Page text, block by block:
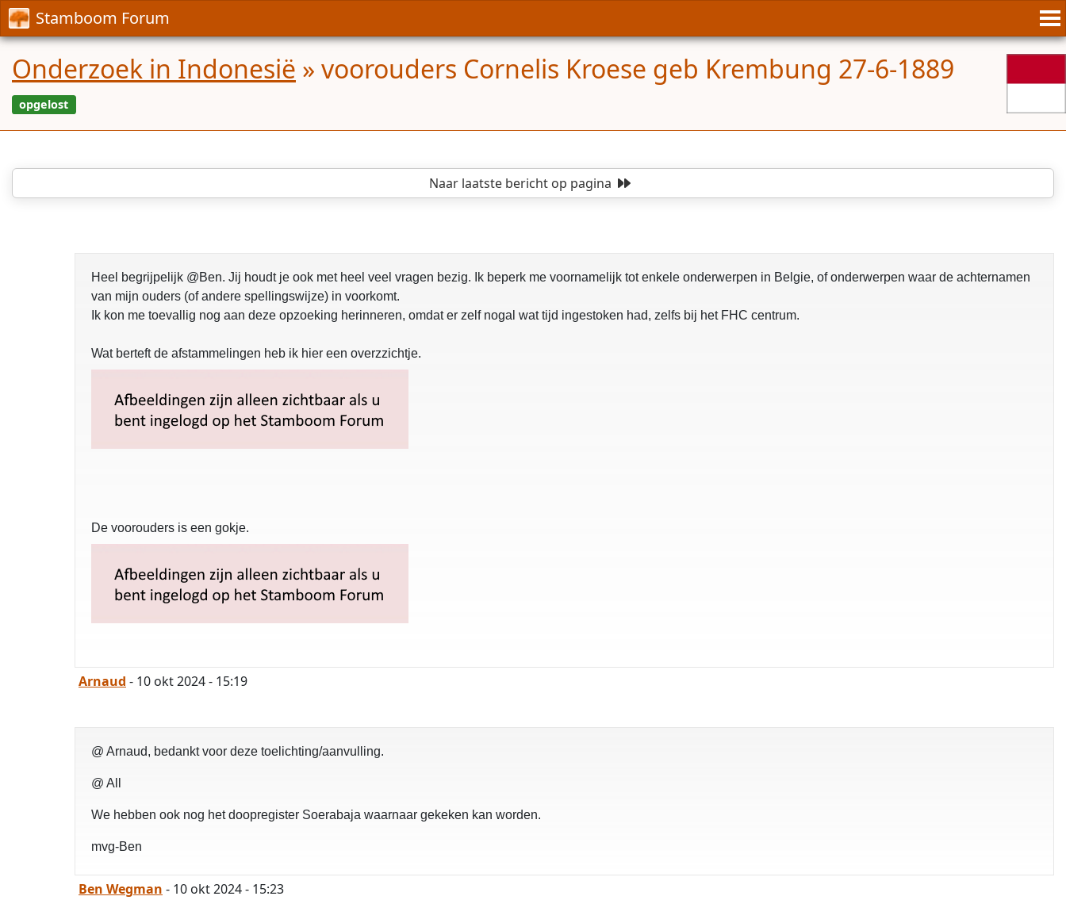
Stamboom Forum
Onderzoek in Indonesië » voorouders Cornelis Kroese geb Krembung 27-6-1889
opgelost Naar laatste berichtop pagina
Heel begrijpelijk @Ben. Jij houdt je ook met heel veel vragen bezig. Ik beperk me voornamelijk tot enkele onderwerpen in Belgie, of onderwerpen waar de achternamen
van mijn ouders (of andere spellingswijze) in voorkomt.
Ik kon me toevallig nog aan deze opzoeking herinneren, omdat er zelf nogal wat tijd ingestoken had, zelfs bij het FHC centrum.
Wat berteft de afstammelingen heb ik hier een overzzichtje.
De voorouders is een gokje.
Arnaud - 10 okt 2024 - 15:19
@ Arnaud, bedankt voor deze toelichting/aanvulling.
@ All
We hebben ook nog het doopregister Soerabaja waarnaar gekeken kan worden.
mvg-Ben
Ben Wegman - 10 okt 2024 - 15:23